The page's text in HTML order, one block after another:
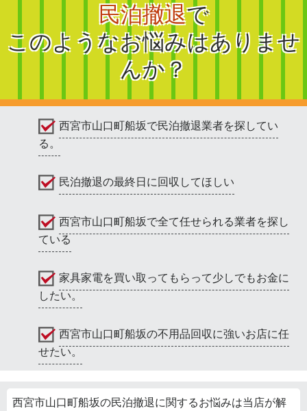
民泊撤退で
このようなお悩みはありませ
んか？
西宮市山口町船坂で民泊撤退業者を探してい
る。
民泊撤退の最終日に回収してほしい
西宮市山口町船坂で全て任せられる業者を探し
ている
家具家電を買い取ってもらって少しでもお金に
したい。
西宮市山口町船坂の不用品回収に強いお店に任
せたい。
西宮市山口町船坂の民泊撤退に関するお悩みは当店が解